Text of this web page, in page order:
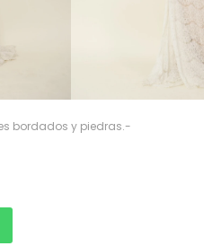
bordados y piedras.-